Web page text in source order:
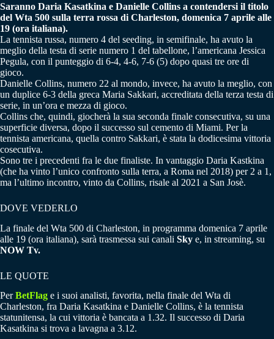
Saranno Daria Kasatkina e Danielle Collins a contendersi il titolo
del Wta 500 sulla terra rossa di Charleston, domenica 7 aprile alle
19 (ora italiana).
La tennista russa, numero 4 del seeding, in semifinale, ha avuto la
meglio della testa di serie numero 1 del tabellone, l’americana Jessica
Pegula, con il punteggio di 6-4, 4-6, 7-6 (5) dopo quasi tre ore di
gioco.
Danielle Collins, numero 22 al mondo, invece, ha avuto la meglio, con
un duplice 6-3 della greca Maria Sakkari, accreditata della terza testa di
serie, in un’ora e mezza di gioco.
Collins che, quindi, giocherà la sua seconda finale consecutiva, su una
superficie diversa, dopo il successo sul cemento di Miami. Per la
tennista americana, quella contro Sakkari, è stata la dodicesima vittoria
cosecutiva.
Sono tre i precedenti fra le due finaliste. In vantaggio Daria Kastkina
(che ha vinto l’unico confronto sulla terra, a Roma nel 2018) per 2 a 1,
ma l’ultimo incontro, vinto da Collins, risale al 2021 a San Josè.
DOVE VEDERLO
La finale del Wta 500 di Charleston, in programma domenica 7 aprile
alle 19 (ora italiana), sarà trasmessa sui canali Sky e, in streaming, su
NOW Tv.
LE QUOTE
PerBetFlag e i suoi analisti, favorita, nella finale del Wta di
Charleston, fra Daria Kasatkina e Danielle Collins, è la tennista
statunitensa, la cui vittoria è bancata a 1.32. Il successo di Daria
Kasatkina si trova a lavagna a 3.12.